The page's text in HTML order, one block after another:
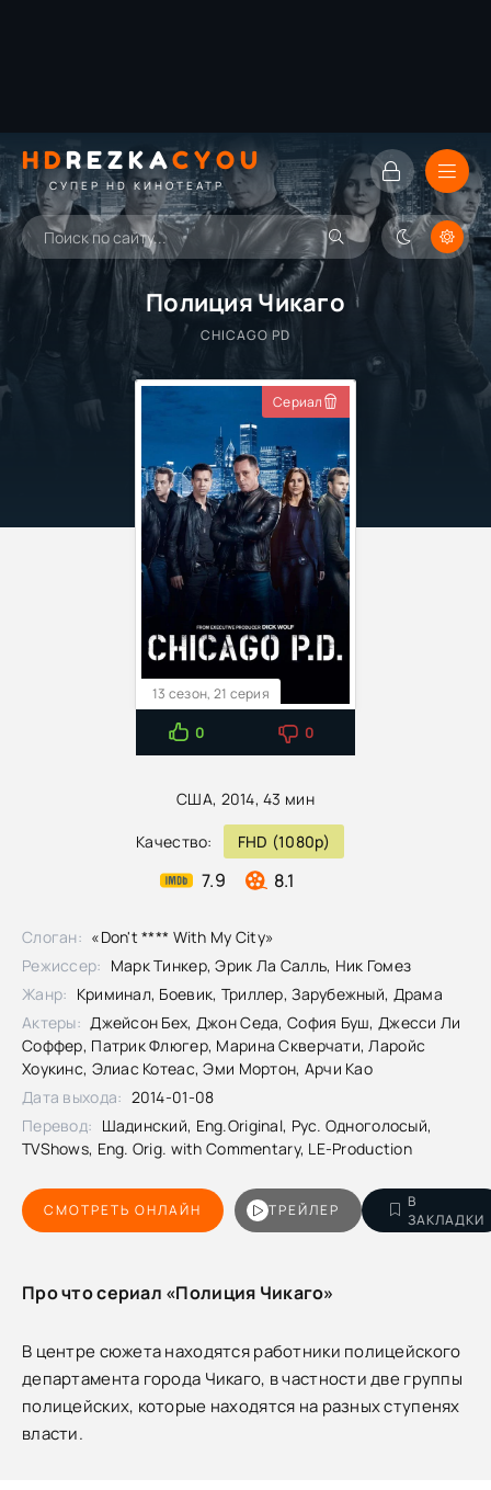
HDREZKACYOU
СУПЕР HD КИНОТЕАТР
Полиция Чикаго
CHICAGO PD
США, 2014, 43 мин
Качество: FHD (1080p)
7.9 8.1
Сериал
13 сезон, 21 серия
0 0
СМОТРЕТЬ ОНЛАЙН ТРЕЙЛЕР
В
ЗАКЛАДКИ
Слоган: «Don't **** With My City»
Режиссер: Марк Тинкер, Эрик Ла Салль, Ник Гомез
Жанр: Криминал, Боевик, Триллер, Зарубежный, Драма
Актеры: Джейсон Бех, Джон Седа, София Буш, Джесси Ли
Соффер, Патрик Флюгер, Марина Скверчати, Ларойс
Хоукинс, Элиас Котеас, Эми Мортон, Арчи Као
Дата выхода: 2014-01-08
Перевод: Шадинский, Eng.Original, Рус. Одноголосый,
TVShows, Eng. Orig. with Commentary, LE-Production
Про что сериал «Полиция Чикаго»
В центре сюжета находятся работники полицейского
департамента города Чикаго, в частности две группы
полицейских, которые находятся на разных ступенях
власти.